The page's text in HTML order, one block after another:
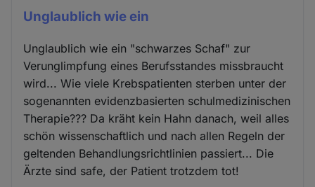
Unglaublich wie ein
Unglaublich wie ein "schwarzes Schaf" zur
Verunglimpfung eines Berufsstandes missbraucht
wird... Wie viele Krebspatienten sterben unter der
sogenannten evidenzbasierten schulmedizinischen
Therapie??? Da kräht kein Hahn danach, weil alles
schön wissenschaftlich und nach allen Regeln der
geltenden Behandlungsrichtlinien passiert... Die
Ärzte sind safe, der Patient trotzdem tot!